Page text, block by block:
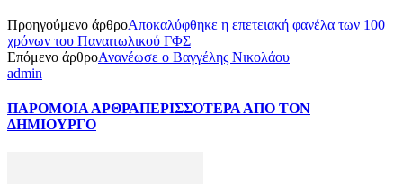
Προηγούμενο άρθροΑποκαλύφθηκε η επετειακή φανέλα των 100
χρόνων του Παναιτωλικού ΓΦΣ
Επόμενο άρθροΑνανέωσε ο Βαγγέλης Νικολάου
admin
ΠΑΡΟΜΟΙΑ ΑΡΘΡΑΠΕΡΙΣΣΟΤΕΡΑ ΑΠΟ ΤΟΝ
ΔΗΜΙΟΥΡΓΟ